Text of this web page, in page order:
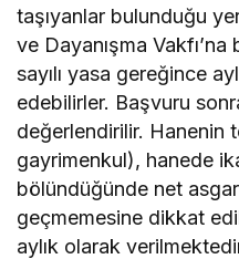
taşıyanlar bulunduğu
ve Dayanışma
sayılı yasa gereğince
edebilirler. Başvuru
değerlendirilir. Hanenin
gayrimenkul), hanede
bölündüğünde net
geçmemesine dikkat
aylık olarak